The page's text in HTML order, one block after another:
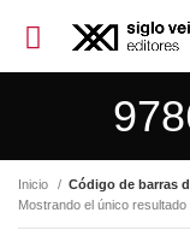
Inicio Código de barras
Mostrando el único resultado